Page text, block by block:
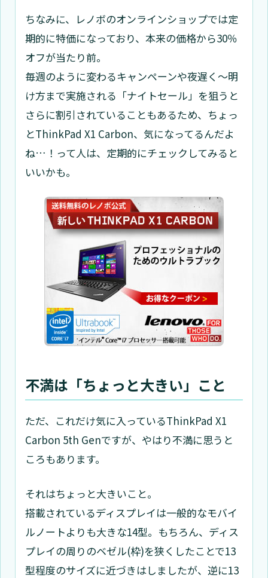
ちなみに、レノボのオンラインショップでは定
期的に特価になっており、本来の価格から30％
オフが当たり前。
毎週のように変わるキャンペーンや夜遅く～明
け方まで実施される「ナイトセール」を狙うと
さらに割引されていることもあるため、ちょっ
とThinkPad X1 Carbon、気になってるんだよ
ね…！って人は、定期的にチェックしてみると
いいかも。
不満は「ちょっと大きい」こと
ただ、これだけ気に入っているThinkPad X1
Carbon 5th Genですが、やはり不満に思うと
ころもあります。
それはちょっと大きいこと。
搭載されているディスプレイは一般的なモバイ
ルノートよりも大きな14型。もちろん、ディス
プレイの周りのベゼル(枠)を狭くしたことで13
型程度のサイズに近づきはしましたが、逆に13